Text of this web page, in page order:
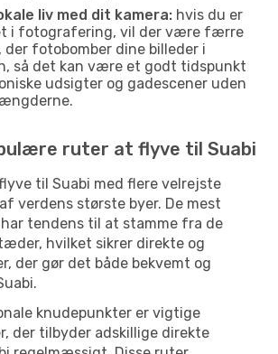
liv med dit kamera: hvis du er
i fotografering, vil der være færre
der fotobomber dine billeder i
så det kan være et godt tidspunkt
udsigter og gadescener uden
ruter at flyve til Suabi
til Suabi med flere velrejste
verdens største byer. De mest
tendens til at stamme fra de
hvilket sikrer direkte og
der gør det både bekvemt og
knudepunkter er vigtige
der tilbyder adskillige direkte